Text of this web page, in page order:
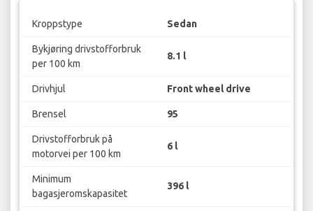
Kroppstype Sedan
Bykjøring drivstofforbruk
per 100 km
8.1 l
Drivhjul Front wheel drive
Brensel 95
Drivstofforbruk på
motorvei per 100 km
6 l
Minimum
bagasjeromskapasitet
396 l